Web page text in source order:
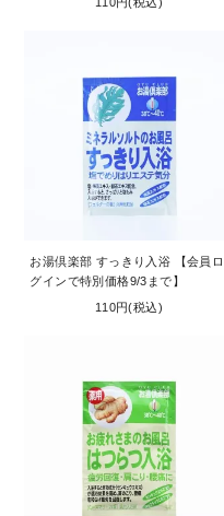
110円(税込)
お湯倶楽部 すっきり入浴 【会員ロ
グインで特別価格9/3まで】
110円(税込)